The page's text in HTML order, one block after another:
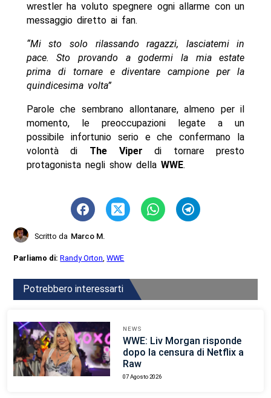
wrestler ha voluto spegnere ogni allarme con un
messaggio diretto ai fan.
“Mi sto solo rilassando ragazzi, lasciatemi in
pace. Sto provando a godermi la mia estate
prima di tornare e diventare campione per la
quindicesima volta”
Parole che sembrano allontanare, almeno per il
momento, le preoccupazioni legate a un
possibile infortunio serio e che confermano la
volontà di The Viper di tornare presto
protagonista negli show della WWE.
Scritto da Marco M.
Parliamo di:Randy Orton,WWE
Potrebbero interessarti
NEWS
WWE: Liv Morgan risponde
dopo la censura di Netflix a
Raw
07 Agosto 2026